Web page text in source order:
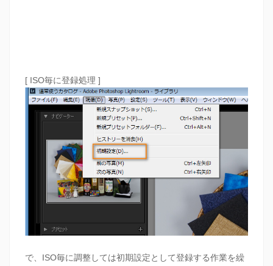
[ ISO毎に登録処理 ]
で、ISO毎に調整しては初期設定として登録する作業を繰